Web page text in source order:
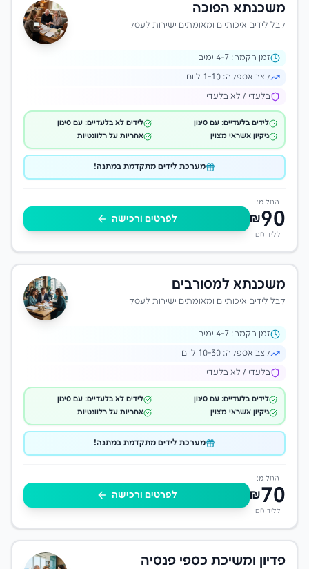
משכנתא הפוכה
קבל לידים איכותיים ומאומתים ישירות לעסק
זמן הקמה: 4-7 ימים
קצב אספקה: 1-10 ליום
בלעדי / לא בלעדי
לידים בלעדיים: עם סינון
לידים לא בלעדיים: עם סינון
ניקיון אשראי מצוין
אחריות על רלוונטיות
מערכת לידים מתקדמת במתנה!
החל מ:
₪90
לליד חם
לפרטים ורכישה
משכנתא למסורבים
קבל לידים איכותיים ומאומתים ישירות לעסק
זמן הקמה: 4-7 ימים
קצב אספקה: 10-30 ליום
בלעדי / לא בלעדי
לידים בלעדיים: עם סינון
לידים לא בלעדיים: עם סינון
ניקיון אשראי מצוין
אחריות על רלוונטיות
מערכת לידים מתקדמת במתנה!
החל מ:
₪70
לליד חם
לפרטים ורכישה
פדיון ומשיכת כספי פנסיה